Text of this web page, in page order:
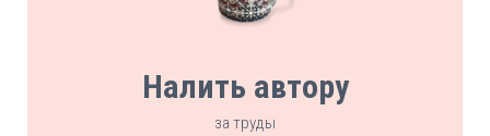
Налить автору
за труды